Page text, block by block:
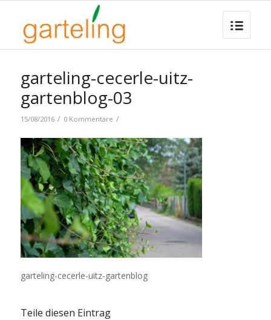
garteling-cecerle-uitz-
gartenblog-03
15/08/2016 / 0 Kommentare /
garteling-cecerle-uitz-gartenblog
Teile diesen Eintrag